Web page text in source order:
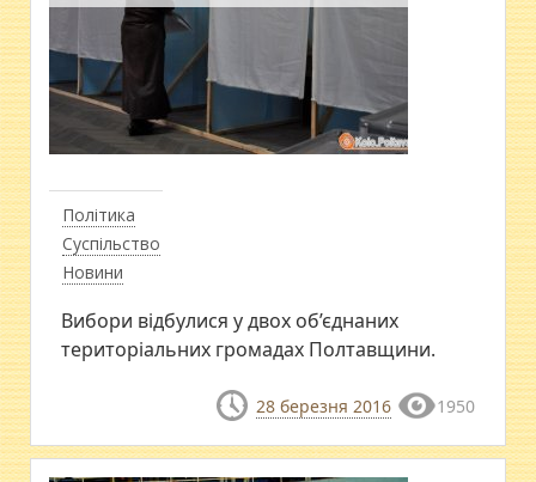
Політика
Суспільство
Новини
Вибори відбулися у двох об’єднаних
територіальних громадах Полтавщини.
28 березня 2016 1950